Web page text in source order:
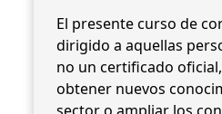
El presente curso de
dirigido a aquellas
no un certificado
obtener nuevos